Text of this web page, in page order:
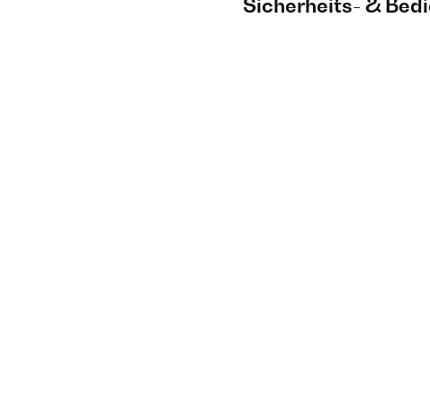
Sicherheits- &